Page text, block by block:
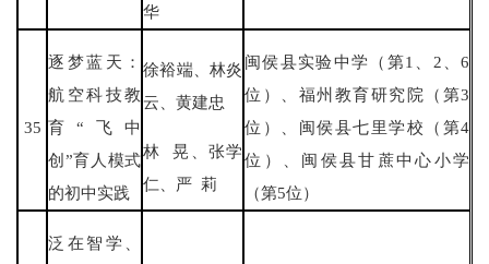
华
35
逐梦蓝天：
航空科技教
育“飞中
创”育人模式
的初中实践
徐裕端、林炎
云、黄建忠
林 晃、张学
仁、严 莉
闽侯县实验中学（第1、2、6
位）、福州教育研究院（第3
位）、闽侯县七里学校（第4
位）、闽侯县甘蔗中心小学
（第5位）
泛在智学、